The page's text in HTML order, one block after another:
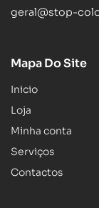
geral@stop-
Mapa Do Site
Inicio
Loja
Minha conta
Serviços
Contactos